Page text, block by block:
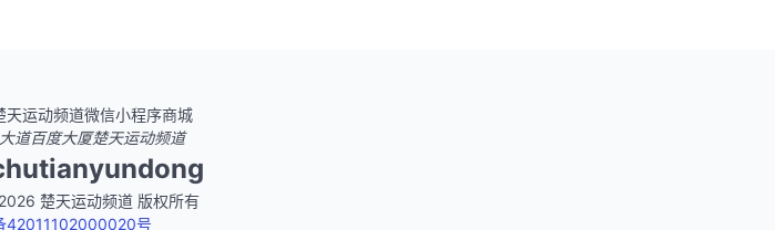
天运动频道微信小程序商城
道百度大厦楚天运动频道
楚天运动频道 版权所有
42011102000020号